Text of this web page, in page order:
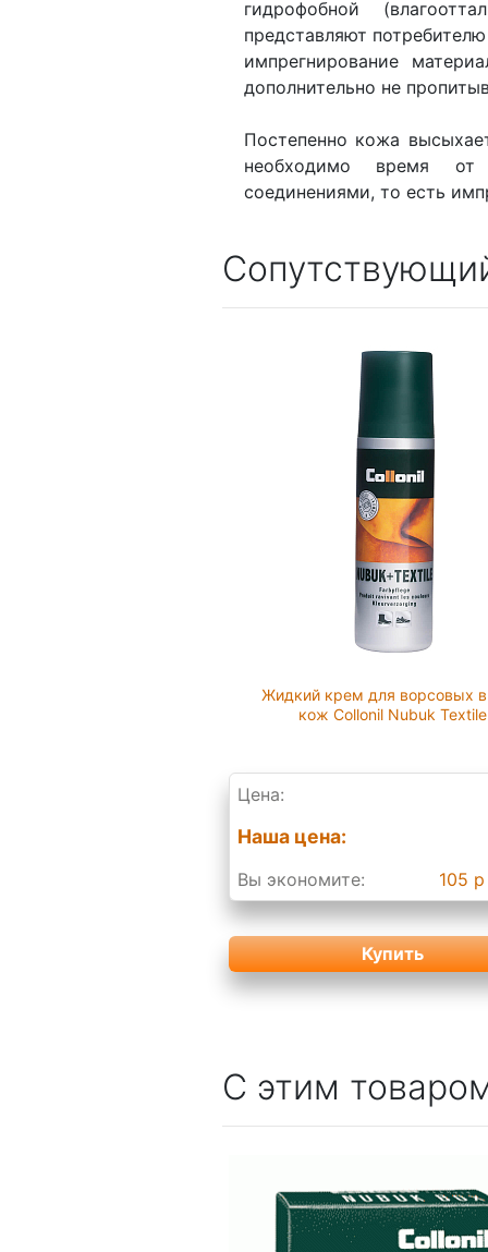
гидрофобной
представляют
импрегнирование
дополнительно не
Постепенно кожа
необходимо время от
соединениями, то есть
Жидкий крем для ворсовых
кож Collonil Nubuk Textile
Цена:
Наша цена:
Вы экономите: 105
Купить
С этим